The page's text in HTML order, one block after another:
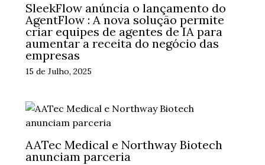
SleekFlow anúncia o lançamento do
AgentFlow : A nova solução permite
criar equipes de agentes de IA para
aumentar a receita do negócio das
empresas
15 de Julho, 2025
AATec Medical e Northway Biotech
anunciam parceria